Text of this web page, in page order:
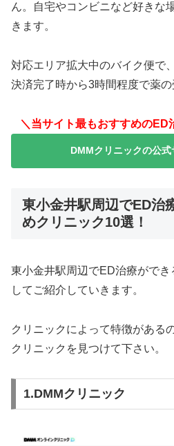
ん。自宅やコンビニなど好きな
きます。
対応エリア拡大中のバイク便で
決済完了時から3時間程度で薬の
＼当サイト最もおすすめのED
DMMクリニックの公
東小金井駅周辺でED治
めクリニック10選！
東小金井駅周辺でED治療がで
してご紹介していきます。
クリニックによって特徴がある
クリニックを見つけて下さい。
1.DMMクリニック